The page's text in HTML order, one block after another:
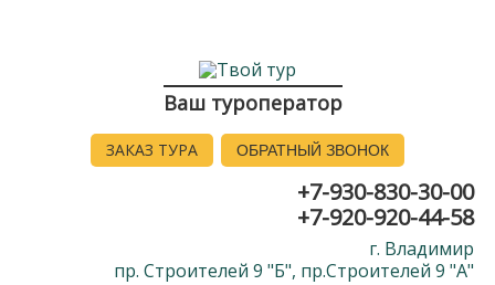
Ваш туроператор
ЗАКАЗ ТУРА ОБРАТНЫЙ ЗВОНОК
+7-930-830-30-00
+7-920-920-44-58
г. Владимир
пр. Строителей 9 "Б", пр.Строителей 9 "А"